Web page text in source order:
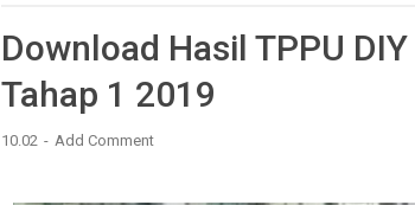
Download Hasil TPPU
Tahap 1 2019
10.02 Add Comment